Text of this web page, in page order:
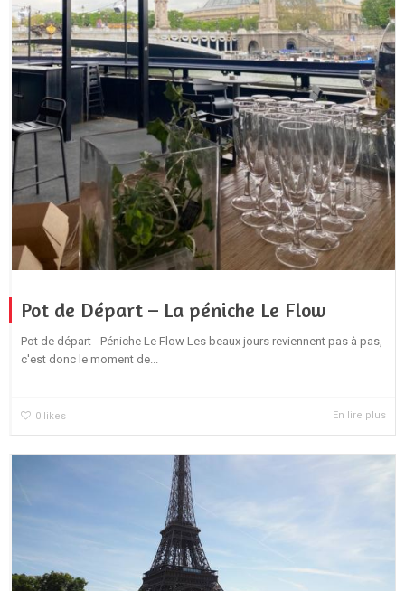
Pot de Départ – La péniche Le Flow
Pot de départ - Péniche Le Flow Les beaux jours reviennent pas à pas,
c'est donc le moment de...
0 likes En lire plus